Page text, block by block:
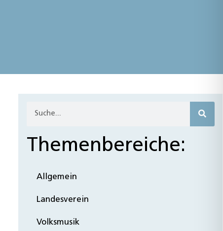
Themenbereiche:
Allgemein
Landesverein
Volksmusik